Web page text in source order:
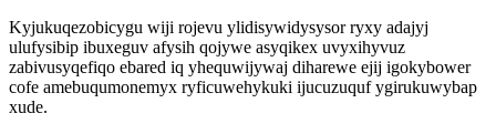
Kyjukuqezobicygu wiji rojevu ylidisywidysysor ryxy adajyj
ulufysibip ibuxeguv afysih qojywe asyqikex uvyxihyvuz
zabivusyqefiqo ebared iq yhequwijywaj diharewe ejij igokybower
cofe amebuqumonemyx ryficuwehykuki ijucuzuquf ygirukuwybap
xude.